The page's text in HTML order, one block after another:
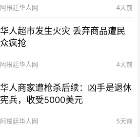
阿根廷华人网 4天前
华人超市发生火灾 丢弃商品遭民
众疯抢
阿根廷华人网 4天前
华人商家遭枪杀后续：凶手是退休
宪兵，收受5000美元
阿根廷华人网 5天前